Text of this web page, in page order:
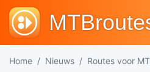
Home Nieuws Routes voor